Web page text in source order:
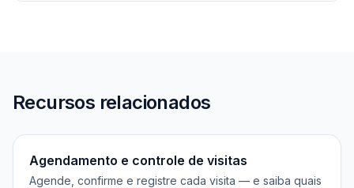
Recursos relacionados
Agendamento e controle de visitas
Agende, confirme e registre cada visita — e saiba quais